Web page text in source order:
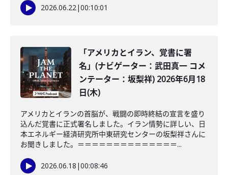
2026.06.22|00:10:01
「アメリカとイラン、覚書に署
名」(ナビゲーター：武田真一 コメ
ンテーター：坂梨祥) 2026年6月18
日(木)
アメリカとイランの首脳が、戦闘の即時終結の宣言を盛り
込んだ覚書に正式署名しました。イラン情勢に詳しい、日
本エネルギー経済研究所中東研究センターの坂梨祥さんに
お聞きしました。＝＝＝＝＝＝＝＝＝＝＝＝＝＝...
2026.06.18 |00:08:46